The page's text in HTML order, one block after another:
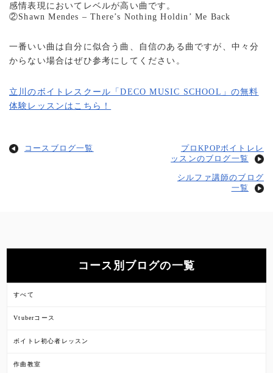
感情表現においてレベルが高い曲です。
②Shawn Mendes – There’s Nothing Holdin’ Me Back
一番いい曲は自分に似合う曲、自信のある曲ですが、中々分
からない場合はぜひ参考にしてください。
立川のボイトレスクール「DECO MUSIC SCHOOL」の無料
体験レッスンはこちら！
コースブログ一覧
プロKPOPボイトレレ
ッスンのブログ一覧
シルファ講師のブログ
一覧
コース別ブログの一覧
すべて
Vtuberコース
ボイトレ初心者レッスン
作曲教室